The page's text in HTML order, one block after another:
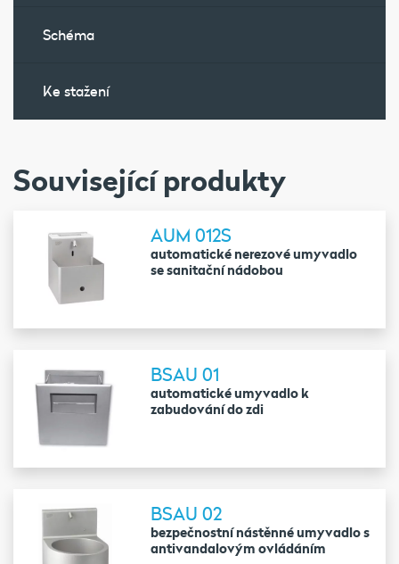
Schéma
Ke stažení
Související produkty
AUM 012S
automatické nerezové umyvadlo
se sanitační nádobou
BSAU 01
automatické umyvadlo k
zabudování do zdi
BSAU 02
bezpečnostní nástěnné umyvadlo s
antivandalovým ovládáním